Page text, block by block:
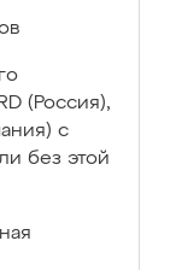
(Россия),
с
без этой